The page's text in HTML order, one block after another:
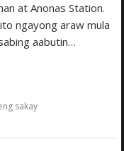
at Anonas Station.
ngayong araw mula
aabutin…
sakay